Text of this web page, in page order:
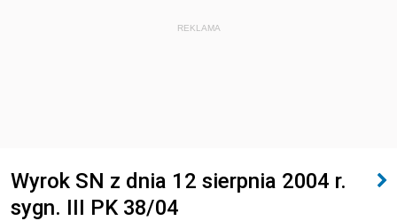
REKLAMA
Wyrok SN z dnia 12 sierpnia 2004 r.
sygn. III PK 38/04